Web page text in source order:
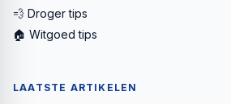
💨 Droger tips
🏠 Witgoed tips
LAATSTE ARTIKELEN